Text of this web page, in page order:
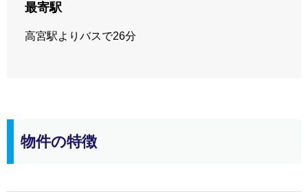
最寄駅
高宮駅よりバスで26分
物件の特徴